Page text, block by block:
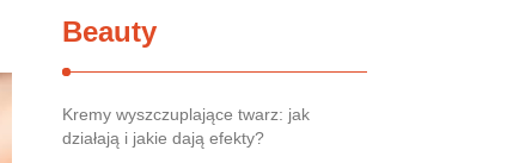
Beauty
Kremy wyszczuplające twarz: jak
działają i jakie dają efekty?